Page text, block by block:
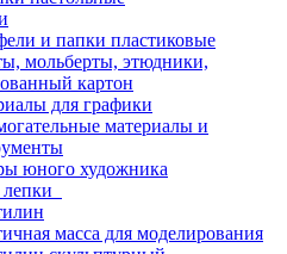
и папки пластиковые
мольберты, этюдники,
картон
для графики
материалы и
юного художника
масса для моделирования